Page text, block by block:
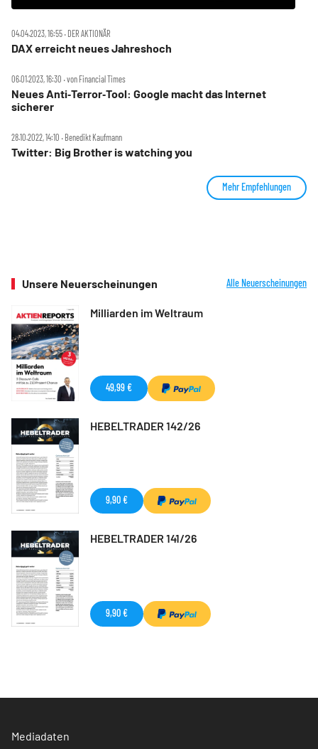
04.04.2023, 16:55 ‧ DER AKTIONÄR
DAX erreicht neues Jahreshoch
06.01.2023, 16:30 ‧ von Financial Times
Neues Anti‑Terror‑Tool: Google macht das Internet
sicherer
28.10.2022, 14:10 ‧ Benedikt Kaufmann
Twitter: Big Brother is watching you
Mehr Empfehlungen
Unsere Neuerscheinungen Alle Neuerscheinungen
Milliarden im Weltraum
49,99 €
HEBELTRADER 142/26
9,90 €
HEBELTRADER 141/26
9,90 €
Mediadaten